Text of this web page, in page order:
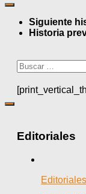
Siguiente
Historia
Buscar:
Editoriales
Editoriales